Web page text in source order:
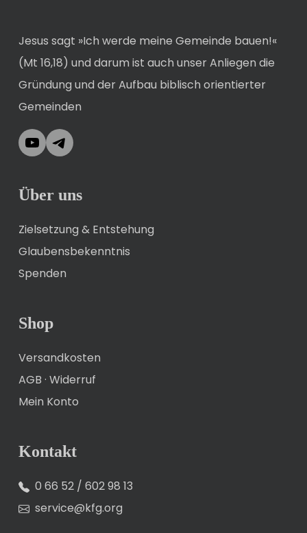
Jesus sagt »Ich werde meine Gemeinde bauen!«
(Mt 16,18) und darum ist auch unser Anliegen die
Gründung und der Aufbau biblisch orientierter
Gemeinden
YouTubeTelegram
Über uns
Zielsetzung & Entstehung
Glaubensbekenntnis
Spenden
Shop
Versandkosten
AGB · Widerruf
Mein Konto
Kontakt
0 66 52 / 602 98 13
service@kfg.org